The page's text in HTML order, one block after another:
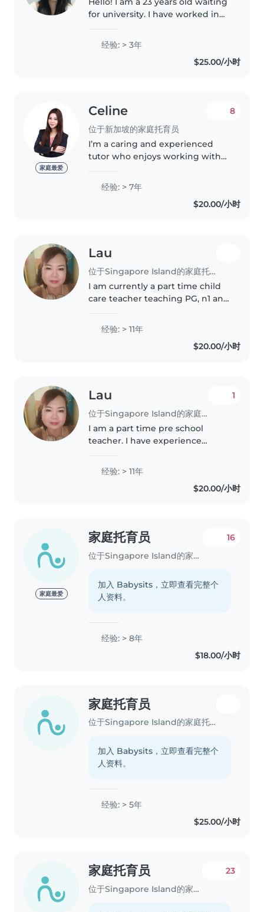
for university. I have worked in
working with children ages 2-6. I
can be fun and patient!
经验: > 3年
$25.00/小时
家庭最爱
Celine
位于新加坡的家庭托育员
8
I’m a caring and experienced
tutor who enjoys working with
including those with special
needs or behavioural challenges.
经验: > 7年
$20.00/小时
Lau
位于Singapore Island的家庭托育员
I am currently a part time child
care teacher teaching PG, n1 and
telling, nursery rhymes ( Chinese
and English), music and
movement too. I can cook..
经验: > 11年
$20.00/小时
Lau
位于Singapore Island的家庭托育员
1
I am a part time pre school
teacher. I have experience
18 months to 6 years old. I can
speak English, Chinese,
Cantonese. I am good in story
经验: > 11年
$20.00/小时
家庭最爱
家庭托育员
位于Singapore Island的家庭托育员
16
加入 Babysits，立即查看完整个
人资料。
经验: > 8年
$18.00/小时
家庭托育员
位于Singapore Island的家庭托育员
加入 Babysits，立即查看完整个
人资料。
经验: > 5年
$25.00/小时
家庭托育员
位于Singapore Island的家庭托育员
23